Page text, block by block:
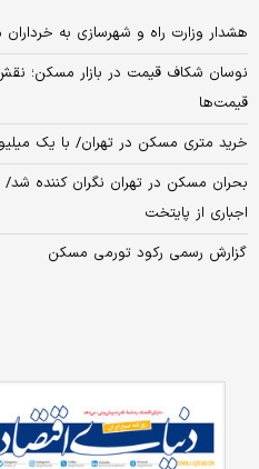
هشدار وزارت راه و شهرسازی به
نوسان شکاف قیمت در بازار مسکن؛
قیمت‌ها
خرید متری مسکن در تهران/ با یک
اجباری از پایتخت
گزارش رسمی رکود تورمی مسکن